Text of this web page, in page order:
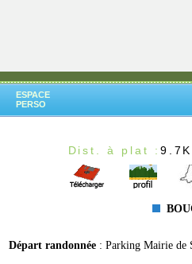
ESPACE
PERSO
Dist. à plat :
Départ randonnée : Parking Mairie de